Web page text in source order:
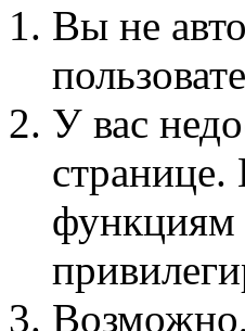
Вы не
У вас
функциям